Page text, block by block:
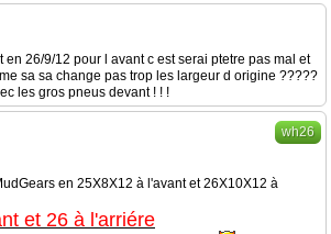
en 26/9/12 pour l avant c est serai ptetre pas mal et
sa sa change pas trop les largeur d origine ?????
les gros pneus devant ! ! !
wh26
en 25X8X12 à l'avant et 26X10X12 à
et 26 à l'arriére